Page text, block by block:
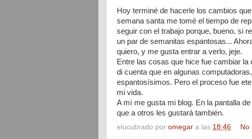
Hoy terminé de hacerle los cambios
semana santa me tomé el tiempo de
seguir con el trabajo porque, bueno, si
un par de semanitas espantosas...
quiero, y me gusta entrar a verlo, jeje.
Entre las cosas que hice fue cambiar
di cuenta que en algunas
espantosísimos. Pero el proceso fue
mi vida.
A mí me gusta mi blog. En la pantalla
que a otros les gustará también.
elucubrado por omegar a las 18:46 No